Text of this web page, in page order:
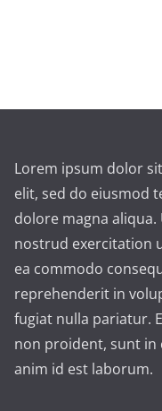
Lorem ipsum dolor
elit, sed do eiusmod
dolore magna
nostrud exercitation
ea commodo
reprehenderit in
fugiat nulla pariatur.
non proident, sunt
anim id est laborum.